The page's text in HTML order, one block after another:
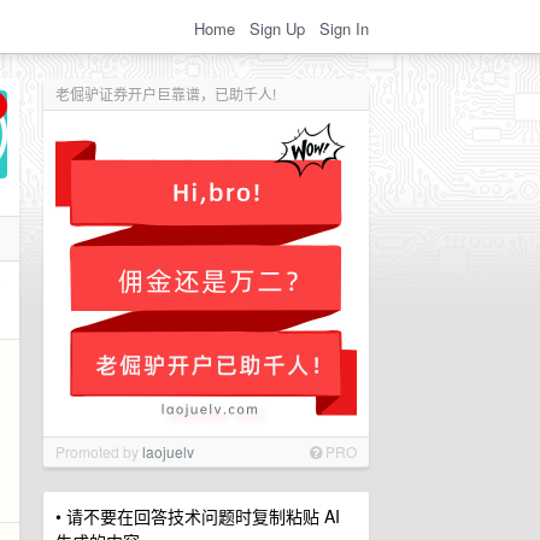
Home Sign Up Sign In
老倔驴证券开户巨靠谱，已助千人!
Promoted bylaojuelv PRO
• 请不要在回答技术问题时复制粘贴 AI